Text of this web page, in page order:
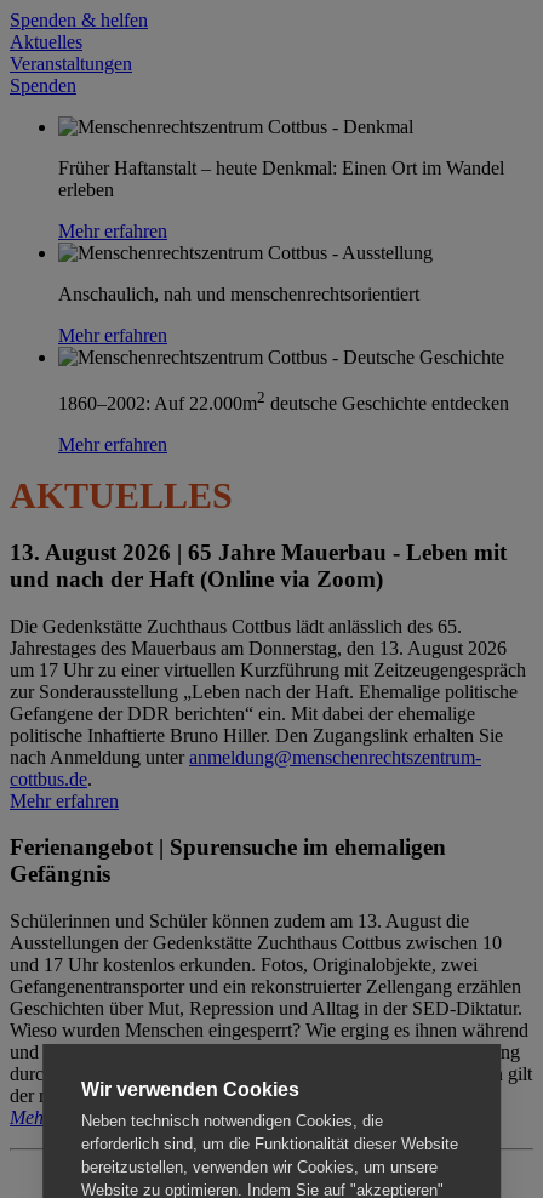
Spenden & helfen
Aktuelles
Veranstaltungen
Spenden
Früher Haftanstalt – heute Denkmal: Einen Ort im Wandel
erleben
Mehr erfahren
Anschaulich, nah und menschenrechtsorientiert
Mehr erfahren
1860–2002: Auf 22.000m2 deutsche Geschichte entdecken
Mehr erfahren
AKTUELLES
13. August 2026 | 65 Jahre Mauerbau - Leben mit
und nach der Haft (Online via Zoom)
Die Gedenkstätte Zuchthaus Cottbus lädt anlässlich des 65.
Jahrestages des Mauerbaus am Donnerstag, den 13. August 2026
um 17 Uhr zu einer virtuellen Kurzführung mit Zeitzeugengespräch
zur Sonderausstellung „Leben nach der Haft. Ehemalige politische
Gefangene der DDR berichten“ ein. Mit dabei der ehemalige
politische Inhaftierte Bruno Hiller. Den Zugangslink erhalten Sie
nach Anmeldung unteranmeldung@menschenrechtszentrum-
cottbus.de.
Mehr erfahren
Ferienangebot | Spurensuche im ehemaligen
Gefängnis
Schülerinnen und Schüler können zudem am 13. August die
Ausstellungen der Gedenkstätte Zuchthaus Cottbus zwischen 10
und 17 Uhr kostenlos erkunden. Fotos, Originalobjekte, zwei
Gefangenentransporter und ein rekonstruierter Zellengang erzählen
Geschichten über Mut, Repression und Alltag in der SED-Diktatur.
Wieso wurden Menschen eingesperrt? Wie erging es ihnen während
und nach der Haft? Der Besuch erfolgt individuell ohne Betreuung
durch das Menschenrechtszentrum Cottbus. Für Begleitpersonen gilt
der reguläre Eintritt (8€ / ermäßigt 5€).
Mehr erfahren
Wir verwenden Cookies
Neben technisch notwendigen Cookies, die
erforderlich sind, um die Funktionalität dieser Website
bereitzustellen, verwenden wir Cookies, um unsere
Website zu optimieren. Indem Sie auf "akzeptieren"